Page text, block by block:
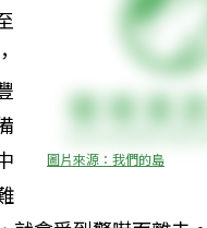
圖片來源：我們的島